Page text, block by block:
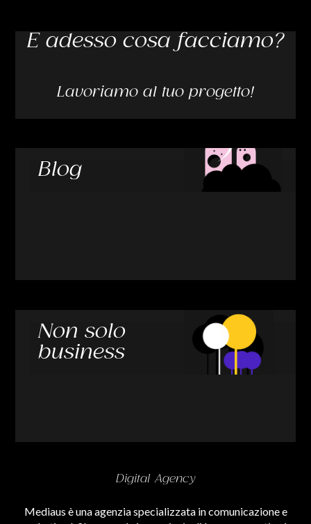
E adesso cosa facciamo?
Lavoriamo al tuo progetto!
Blog
Non solo
business
Digital Agency
Mediaus è una agenzia specializzata in comunicazione e